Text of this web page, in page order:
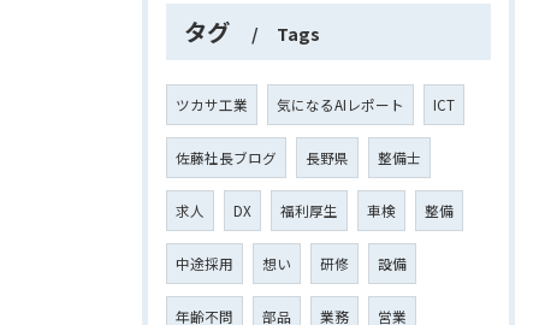
タグ Tags
ツカサ工業 気になるAIレポート ICT
佐藤社長ブログ 長野県 整備士
求人 DX 福利厚生 車検 整備
中途採用 想い 研修 設備
年齢不問 部品 業務 営業